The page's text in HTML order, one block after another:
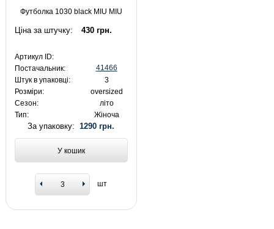
Футболка 1030 black MIU MIU
Ціна за штучку: 430 грн.
Артикул ID:
Постачальник:
41466
Штук в упаковці:
3
Розміри:
oversized
Сезон:
літо
Тип:
Жіноча
За упаковку:1290 грн.
У кошик
шт